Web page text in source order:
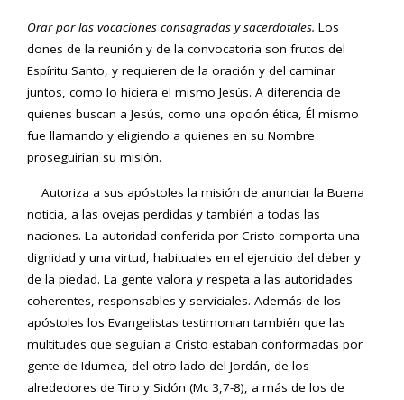
Orar por las vocaciones consagradas y sacerdotales. Los
dones de la reunión y de la convocatoria son frutos del
Espíritu Santo, y requieren de la oración y del caminar
juntos, como lo hiciera el mismo Jesús. A diferencia de
quienes buscan a Jesús, como una opción ética, Él mismo
fue llamando y eligiendo a quienes en su Nombre
proseguirían su misión.
Autoriza a sus apóstoles la misión de anunciar la Buena
noticia, a las ovejas perdidas y también a todas las
naciones. La autoridad conferida por Cristo comporta una
dignidad y una virtud, habituales en el ejercicio del deber y
de la piedad. La gente valora y respeta a las autoridades
coherentes, responsables y serviciales. Además de los
apóstoles los Evangelistas testimonian también que las
multitudes que seguían a Cristo estaban conformadas por
gente de Idumea, del otro lado del Jordán, de los
alrededores de Tiro y Sidón (Mc 3,7-8), a más de los de